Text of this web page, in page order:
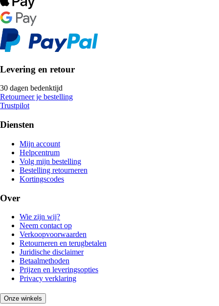
Levering en retour
30 dagen bedenktijd
Retourneer je bestelling
Trustpilot
Diensten
Mijn account
Helpcentrum
Volg mijn bestelling
Bestelling retourneren
Kortingscodes
Over
Wie zijn wij?
Neem contact op
Verkoopvoorwaarden
Retourneren en terugbetalen
Juridische disclaimer
Betaalmethoden
Prijzen en leveringsopties
Privacy verklaring
Onze winkels